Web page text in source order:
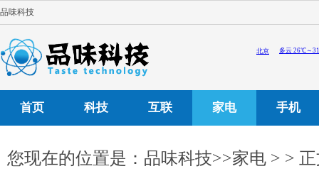
品味科技
首页 科技 互联 家电 手机
您现在的位置是： 品味科技>>家电 > >